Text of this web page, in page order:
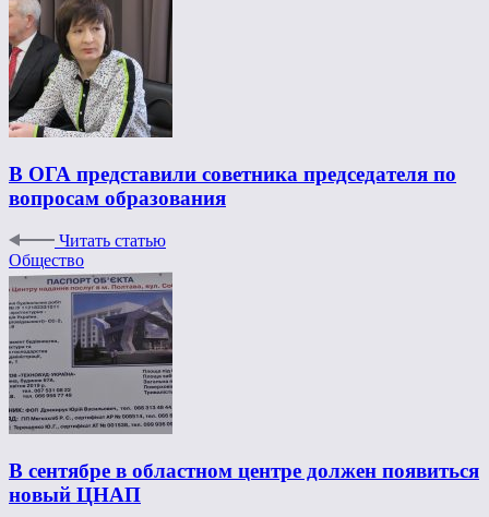
В ОГА представили советника председателя по
вопросам образования
Читать статью
Общество
В сентябре в областном центре должен появиться
новый ЦНАП